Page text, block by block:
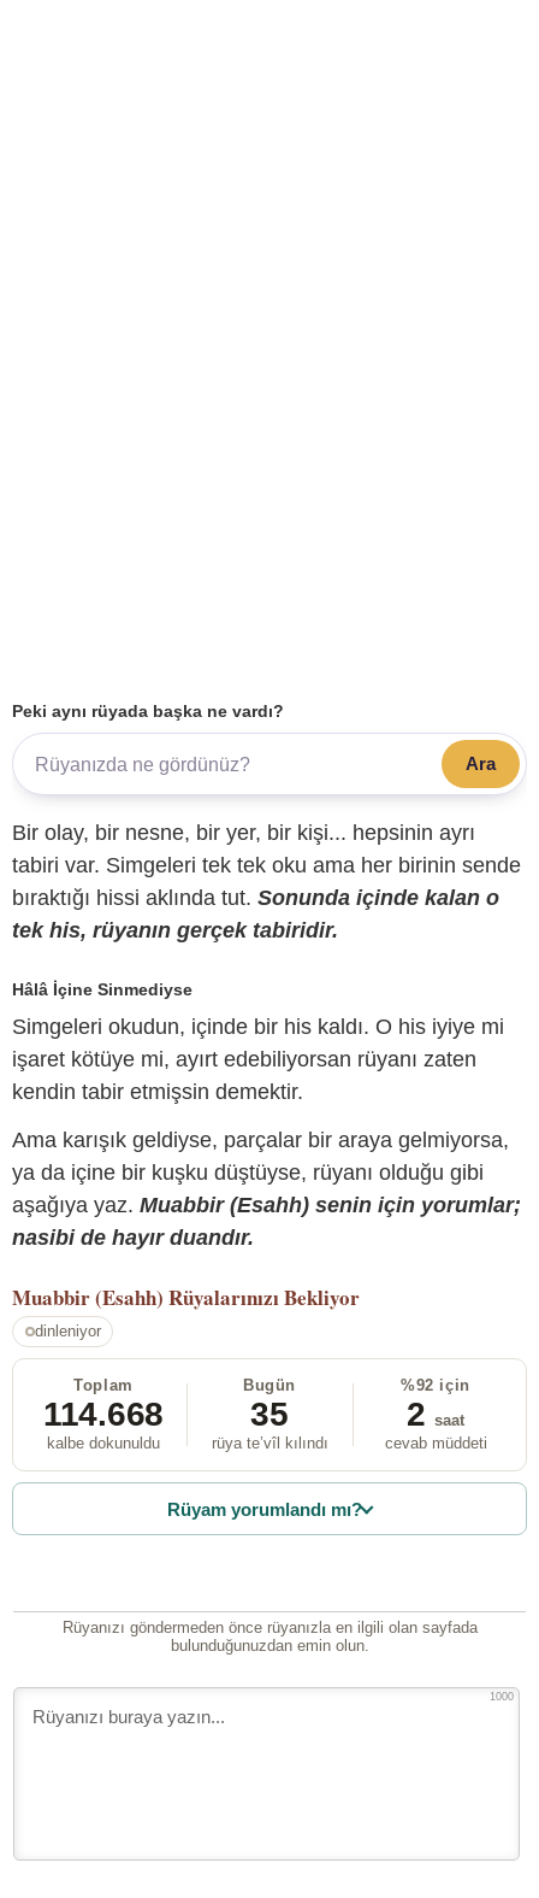
Peki aynı rüyada başka ne vardı?
Ara
Bir olay, bir nesne, bir yer, bir kişi... hepsinin ayrı
tabiri var. Simgeleri tek tek oku ama her birinin sende
bıraktığı hissi aklında tut. Sonunda içinde kalan o
tek his, rüyanın gerçek tabiridir.
Hâlâ İçine Sinmediyse
Simgeleri okudun, içinde bir his kaldı. O his iyiye mi
işaret kötüye mi, ayırt edebiliyorsan rüyanı zaten
kendin tabir etmişsin demektir.
Ama karışık geldiyse, parçalar bir araya gelmiyorsa,
ya da içine bir kuşku düştüyse, rüyanı olduğu gibi
aşağıya yaz. Muabbir (Esahh) senin için yorumlar;
nasibi de hayır duandır.
Muabbir (Esahh) Rüyalarınızı Bekliyor
dinleniyor
Toplam
114.668
kalbe dokunuldu
Bugün
35
rüya te’vîl kılındı
%92 için
2 saat
cevab müddeti
Rüyam yorumlandı mı?
Rüyanızı göndermeden önce rüyanızla en ilgili olan sayfada
bulunduğunuzdan emin olun.
1000